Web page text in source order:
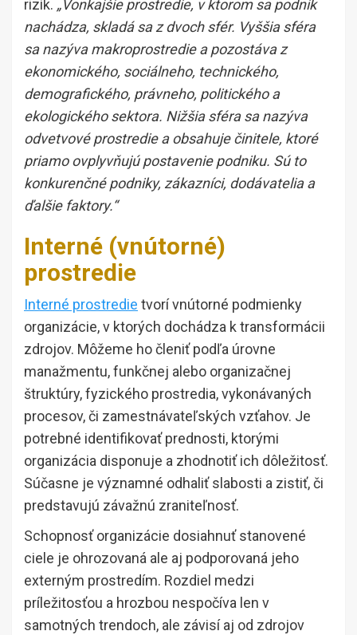
rizík. „Vonkajšie prostredie, v ktorom sa podnik
nachádza, skladá sa z dvoch sfér. Vyššia sféra
sa nazýva makroprostredie a pozostáva z
ekonomického, sociálneho, technického,
demografického, právneho, politického a
ekologického sektora. Nižšia sféra sa nazýva
odvetvové prostredie a obsahuje činitele, ktoré
priamo ovplyvňujú postavenie podniku. Sú to
konkurenčné podniky, zákazníci, dodávatelia a
ďalšie faktory.“
Interné (vnútorné)
prostredie
Interné prostredie tvorí vnútorné podmienky
organizácie, v ktorých dochádza k transformácii
zdrojov. Môžeme ho členiť podľa úrovne
manažmentu, funkčnej alebo organizačnej
štruktúry, fyzického prostredia, vykonávaných
procesov, či zamestnávateľských vzťahov. Je
potrebné identifikovať prednosti, ktorými
organizácia disponuje a zhodnotiť ich dôležitosť.
Súčasne je významné odhaliť slabosti a zistiť, či
predstavujú závažnú zraniteľnosť.
Schopnosť organizácie dosiahnuť stanovené
ciele je ohrozovaná ale aj podporovaná jeho
externým prostredím. Rozdiel medzi
príležitosťou a hrozbou nespočíva len v
samotných trendoch, ale závisí aj od zdrojov